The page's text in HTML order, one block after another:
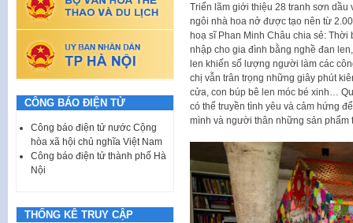
Triển lãm giới thiệu 28 tranh sơn dầu
ngôi nhà hoa nở được tạo nên từ
hoạ sĩ Phan Minh Châu chia sẻ: Thời
nhập cho gia đình bằng nghề đan
len khiến số lượng người làm các
chị vẫn trân trọng những giây phút
cửa, con búp bê len móc bé xinh…
có thể truyền tình yêu và cảm hứng
mình và người thân những sản phẩm
CÔNG BÁO ĐIỆN TỬ
Công báo điện tử nước Cộng
hòa xã hội chủ nghĩa Việt Nam
Công báo điện tử thành phố Hà
Nội
THỐNG KÊ TRUY CẬP